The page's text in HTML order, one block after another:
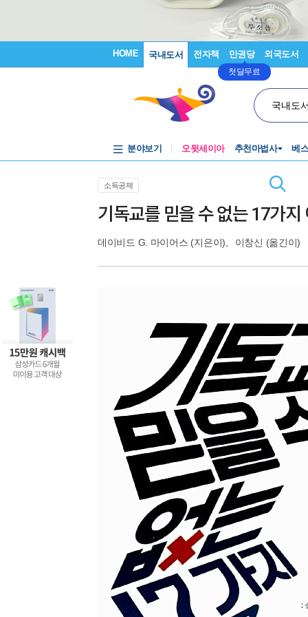
HOME 국내도서 전자책 만권당
첫달무료
외국도서
국내도
분야보기 오뒷세이아 추천마법사 베
소득공제
기독교를 믿을 수 없는 17가지
데이비드 G. 마이어스 (지은이), 이창신 (옮긴이)